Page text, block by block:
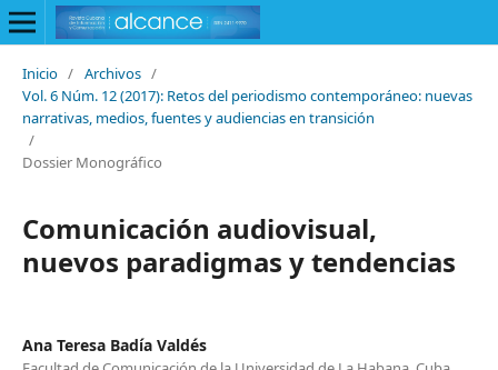
Inicio / Archivos /
Vol. 6 Núm. 12 (2017): Retos del periodismo contemporáneo: nuevas
narrativas, medios, fuentes y audiencias en transición
/
Dossier Monográfico
Comunicación audiovisual,
nuevos paradigmas y tendencias
Ana Teresa Badía Valdés